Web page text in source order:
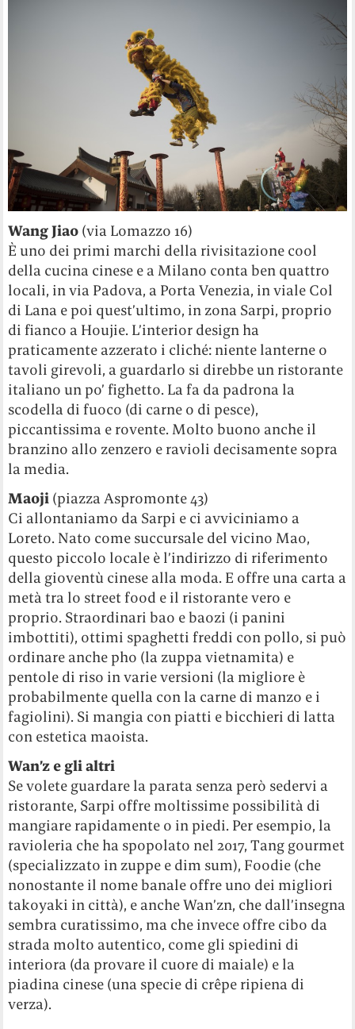
Wang Jiao (via Lomazzo 16)
È uno dei primi marchi della rivisitazione cool
della cucina cinese e a Milano conta ben quattro
locali, in via Padova, a Porta Venezia, in viale Col
di Lana e poi quest’ultimo, in zona Sarpi, proprio
di fianco a Houjie. L’interior design ha
praticamente azzerato i cliché: niente lanterne o
tavoli girevoli, a guardarlo si direbbe un ristorante
italiano un po’ fighetto. La fa da padrona la
scodella di fuoco (di carne o di pesce),
piccantissima e rovente. Molto buono anche il
branzino allo zenzero e ravioli decisamente sopra
la media.
Maoji (piazza Aspromonte 43)
Ci allontaniamo da Sarpi e ci avviciniamo a
Loreto. Nato come succursale del vicino Mao,
questo piccolo locale è l’indirizzo di riferimento
della gioventù cinese alla moda. E offre una carta a
metà tra lo street food e il ristorante vero e
proprio. Straordinari bao e baozi (i panini
imbottiti), ottimi spaghetti freddi con pollo, si può
ordinare anche pho (la zuppa vietnamita) e
pentole di riso in varie versioni (la migliore è
probabilmente quella con la carne di manzo e i
fagiolini). Si mangia con piatti e bicchieri di latta
con estetica maoista.
Wan’z e gli altri
Se volete guardare la parata senza però sedervi a
ristorante, Sarpi offre moltissime possibilità di
mangiare rapidamente o in piedi. Per esempio, la
ravioleria che ha spopolato nel 2017, Tang gourmet
(specializzato in zuppe e dim sum), Foodie (che
nonostante il nome banale offre uno dei migliori
takoyaki in città), e anche Wan’zn, che dall’insegna
sembra curatissimo, ma che invece offre cibo da
strada molto autentico, come gli spiedini di
interiora (da provare il cuore di maiale) e la
piadina cinese (una specie di crêpe ripiena di
verza).